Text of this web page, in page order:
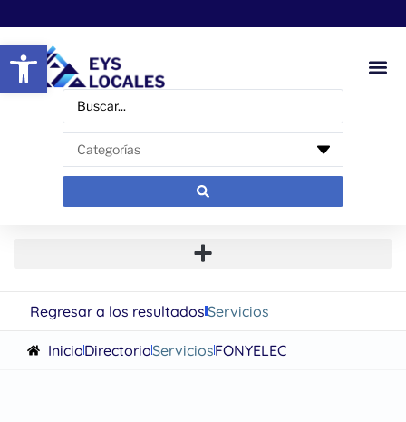
Abrir barra de herramientas
Regresar a los resultadosServicios
InicioDirectorioServiciosFONYELEC